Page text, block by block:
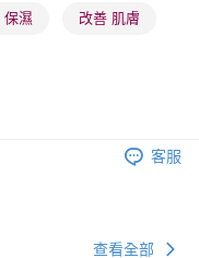
費
費
運費表
保濕 改善 肌膚
客服
查看全部